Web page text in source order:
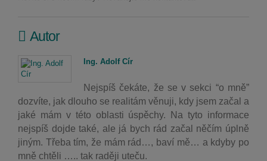
Autor
Ing. Adolf Cír
Nejspíš čekáte, že se v sekci “o mně”
dozvíte, jak dlouho se realitám věnuji, kdy jsem začal a
jaké mám v této oblasti úspěchy. Na tyto informace
nejspíš dojde také, ale já bych rád začal něčím úplně
jiným. Třeba tím, že mám rád…, baví mě… a kdyby po
mně chtěli ….. tak raději uteču.